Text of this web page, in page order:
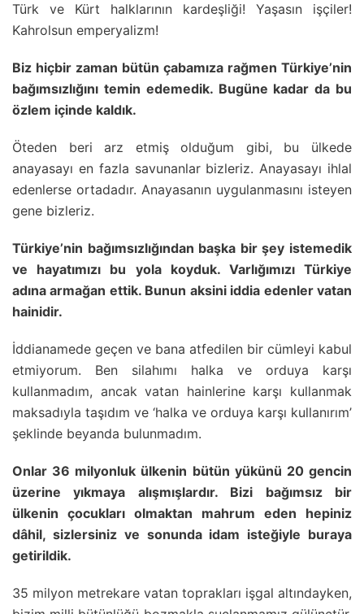
Türk ve Kürt halklarının kardeşliği! Yaşasın işçiler!
Kahrolsun emperyalizm!
Biz hiçbir zaman bütün çabamıza rağmen Türkiye’nin
bağımsızlığını temin edemedik. Bugüne kadar da bu
özlem içinde kaldık.
Öteden beri arz etmiş olduğum gibi, bu ülkede
anayasayı en fazla savunanlar bizleriz. Anayasayı ihlal
edenlerse ortadadır. Anayasanın uygulanmasını isteyen
gene bizleriz.
Türkiye’nin bağımsızlığından başka bir şey istemedik
ve hayatımızı bu yola koyduk. Varlığımızı Türkiye
adına armağan ettik. Bunun aksini iddia edenler vatan
hainidir.
İddianamede geçen ve bana atfedilen bir cümleyi kabul
etmiyorum. Ben silahımı halka ve orduya karşı
kullanmadım, ancak vatan hainlerine karşı kullanmak
maksadıyla taşıdım ve ‘halka ve orduya karşı kullanırım’
şeklinde beyanda bulunmadım.
Onlar 36 milyonluk ülkenin bütün yükünü 20 gencin
üzerine yıkmaya alışmışlardır. Bizi bağımsız bir
ülkenin çocukları olmaktan mahrum eden hepiniz
dâhil, sizlersiniz ve sonunda idam isteğiyle buraya
getirildik.
35 milyon metrekare vatan toprakları işgal altındayken,